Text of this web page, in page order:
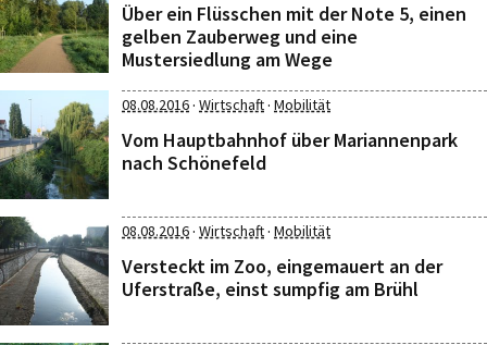
Über ein Flüsschen mit der Note 5, einen
gelben Zauberweg und eine
Mustersiedlung am Wege
08.08.2016· Wirtschaft· Mobilität
Vom Hauptbahnhof über Mariannenpark
nach Schönefeld
08.08.2016· Wirtschaft· Mobilität
Versteckt im Zoo, eingemauert an der
Uferstraße, einst sumpfig am Brühl